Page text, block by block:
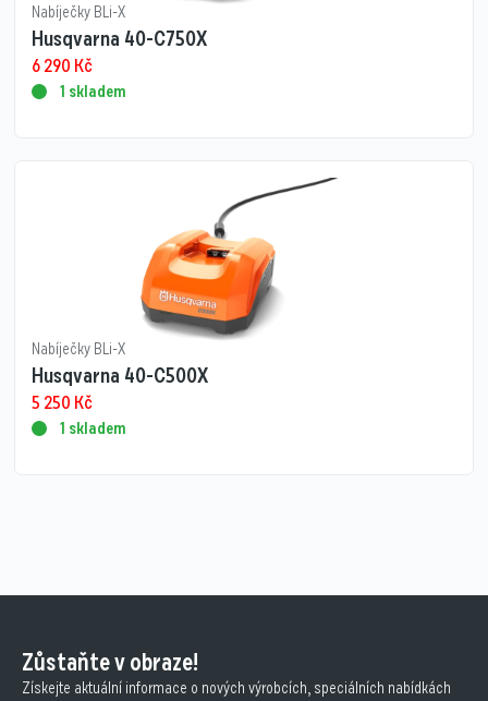
Nabíječky BLi-X
Husqvarna 40-C750X
6 290 Kč
1 skladem
Nabíječky BLi-X
Husqvarna 40-C500X
5 250 Kč
1 skladem
Zůstaňte v obraze!
Získejte aktuální informace o nových výrobcích, speciálních nabídkách